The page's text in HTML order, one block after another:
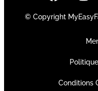
© Copyright
Conditions